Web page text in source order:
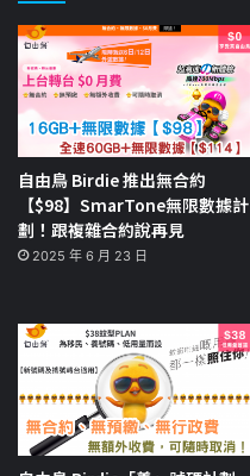
自由鳥 Birdie 推出無合約
【$98】SmarTone無限數據計
劃！跟複雜合約說再見
2025 年 6 月 23 日